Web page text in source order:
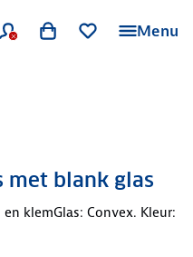
Menu
met blank glas
klemGlas: Convex. Kleur: